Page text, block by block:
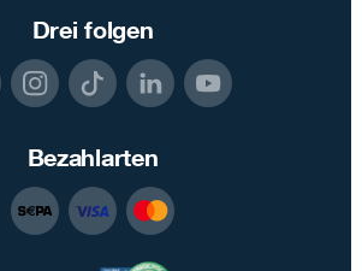
Drei folgen
Bezahlarten